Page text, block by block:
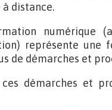
à distance.
numérique
représente une
de démarches et
démarches et